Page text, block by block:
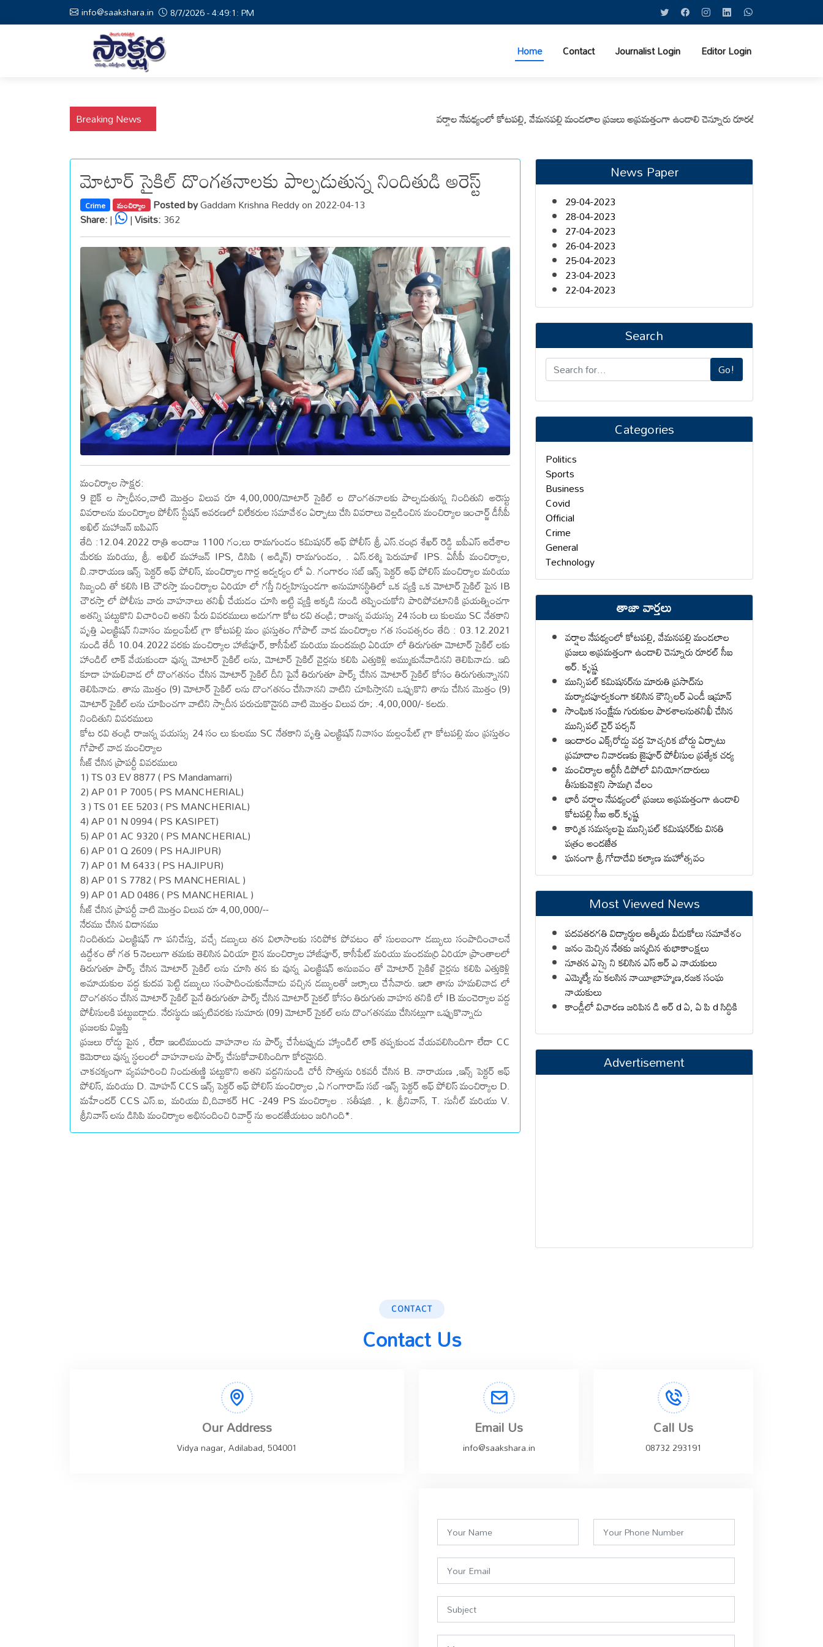
info@saakshara.in 8/7/2026 - 4:49:2: PM
Home Contact Journalist Login Editor Login
Breaking News వర్షాల నేపథ్యంలో కోటపల్లి, వేమనపల్లి మండలాల ప్రజలు అప్రమత్తంగా ఉండాలి చెన్నూరు రూరల్ సీఐ ఆర్. కృష్ణ
మోటార్ సైకిల్ దొంగతనాలకు పాల్పడుతున్న నిందితుడి అరెస్ట్
Crime మంచిర్యాల Posted byGaddam Krishna Reddy on 2022-04-13
Share:| |Visits:362
మంచిర్యాల సాక్షర:
9 బైక్ ల స్వాధీనం,వాటి మొత్తం విలువ రూ 4,00,000/మోటార్ సైకిల్ ల దొంగతనాలకు పాల్పడుతున్న నిందితుని అరెస్టు
వివరాలను మంచిర్యాల పోలీస్ స్టేషన్ ఆవరణలో విలేకరుల సమావేశం ఏర్పాటు చేసి వివరాలు వెల్లడించిన మంచిర్యాల ఇంచార్జ్ డీసీపీ
అఖిల్ మహాజన్ ఐపిఎస్
తేది :12.04.2022 రాత్రి అందాజ 1100 గం;లు రామగుండం కమిషనర్ ఆఫ్ పోలీస్ శ్రీ ఎస్.చంద్ర శేఖర్ రెడ్డి ఐపీఎస్ ఆదేశాల
మేరకు మరియు, శ్రీ. అఖిల్ మహాజన్ IPS, డిసిపి ( అడ్మిన్) రామగుండం, . ఏస్.రశ్మి పెరుమాళ్ IPS. ఏసీపీ మంచిర్యాల,
బి.నారాయణ ఇన్స్ పెక్టర్ ఆఫ్ పోలిస్, మంచిర్యాల గార్ల ఆద్వర్యం లో ఏ. గంగారం సబ్ ఇన్స్ పెక్టర్ ఆఫ్ పోలిస్ మంచిర్యాల మరియు
సిబ్బంది తో కలిసి IB చౌరస్తా మంచిర్యాల ఏరియా లో గస్తీ నిర్వహిస్తుండగా అనుమానస్థితిలో ఒక వ్యక్తి ఒక మోటార్ సైకిల్ పైన IB
చౌరస్తా లో పోలీసు వారు వాహనాలు తనిఖీ చేయడం చూసి అట్టి వ్యక్తి అక్కడి నుండి తప్పించుకోని పారిపోవటానికి ప్రయత్నించగా
అతన్ని పట్టుకొని విచారించి అతని పేరు వివరములు అడుగగా కోట రవి తండ్రి; రాజన్న వయస్సు 24 సంb లు కులము SC నేతకాని
వృత్తి ఎలక్ర్టిషన్ నివాసం మల్లంపేట్ గ్రా కోటపల్లి మం ప్రస్తుతం గోపాల్ వాడ మంచిర్యాల గత సంవత్సరం తేది : 03.12.2021
నుండి తేదీ 10.04.2022 వరకు మంచిర్యాల హాజీపూర్, కాసీపేట్ మరియు మందమర్రి ఏరియా లో తిరుగుతూ మోటార్ సైకిల్ లకు
హాండిల్ లాక్ వేయకుండా వున్న మోటార్ సైకిల్ లను, మోటార్ సైకిల్ వైర్లను కలిపి ఎత్తుకెళ్లి అమ్ముకునేవాడినని తెలిపినాడు. ఇది
కూడా హమలివాడ లో దొంగతనం చేసిన మోటార్ సైకిల్ దీని పైనే తిరుగుతూ పార్క్ చేసిన మోటార్ సైకిల్ కోసం తిరుగుతున్నానని
తెలిపినాడు. తాను మొత్తం (9) మోటార్ సైకిల్ లను దొంగతనం చేసినానని వాటిని చూపిస్తానని ఒప్పుకొని తాను చేసిన మొత్తం (9)
మోటార్ సైకిల్ లను చూపించగా వాటిని స్వాదీన పరుచుకొనైనది వాటి మొత్తం విలువ రూ; .4,00,000/- కలదు.
నిందితుని వివరములు
కోట రవి తండ్రి రాజన్న వయస్సు 24 సం లు కులము SC నేతకాని వృత్తి ఎలక్ర్టిషన్ నివాసం మల్లంపేట్ గ్రా కోటపల్లి మం ప్రస్తుతం
గోపాల్ వాడ మంచిర్యాల
సీజ్ చేసిన ప్రాపర్టీ వివరములు
1) TS 03 EV 8877 ( PS Mandamarri)
2) AP 01 P 7005 ( PS MANCHERIAL)
3 ) TS 01 EE 5203 ( PS MANCHERIAL)
4) AP 01 N 0994 ( PS KASIPET)
5) AP 01 AC 9320 ( PS MANCHERIAL)
6) AP 01 Q 2609 ( PS HAJIPUR)
7) AP 01 M 6433 ( PS HAJIPUR)
8) AP 01 S 7782 ( PS MANCHERIAL )
9) AP 01 AD 0486 ( PS MANCHERIAL )
సీజ్ చేసిన ప్రాపర్టీ వాటి మొత్తం విలువ రూ 4,00,000/--
నేరము చేసిన విదానము
నిందితుడు ఎలక్ర్టిషన్ గా పనిచేస్తు, వచ్చే డబ్బులు తన విలాసాలకు సరిపోక పోవటం తో సులబంగా డబ్బులు సంపాదించాలనే
ఉద్దేశం తో గత 5 నెలలుగా తమకు తెలిసిన ఏరియా లైన మంచిర్యాల హాజీపూర్, కాసీపేట్ మరియు మందమర్రి ఏరియా ప్రాంతాలలో
తిరుగుతూ పార్క్ చేసిన మోటార్ సైకిల్ లను చూసి తన కు వున్న ఎలక్ర్టిషన్ అనుబవం తో మోటార్ సైకిళ్ వైర్లను కలిపి ఎత్తుకెళ్లి
అమాయకుల వద్ద కుదవ పెట్టి డబ్బులు సంపాదించుకునేవాడు వచ్చిన డబ్బులతో జల్సాలు చేసేవారు. ఇలా తాను హమలివాడ లో
దొంగతనం చేసిన మోటార్ సైకిల్ పైనే తిరుగుతూ పార్క్ చేసిన మోటార్ సైకల్ కోసం తిరుగుతు వాహన తనికి లో IB మంచెర్యాల వద్ద
పోలీసులకి పట్టుబడ్డాడు. నేరస్థుడు ఇప్పటివరకు సుమారు (09) మోటార్ సైకల్ లను దొంగతనము చేసినట్లుగా ఒప్పుకొన్నాడు
ప్రజలకు విజ్ఞప్తి
ప్రజలు రోడ్డు పైన , లేదా ఇంటిముందు వాహనాల ను పార్క్ చేసేటప్పుడు హ్యాండిల్ లాక్ తప్పకుండ వేయవలిసిందిగా లేదా CC
కెమెరాలు వున్న స్థలంలో వాహనాలను పార్క్ చేసుకోవాలిసిందిగా కోరనైనది.
చాకచక్యంగా వ్యవహరించి నిండుతుణ్ణి పట్టుకొని అతని వద్దనినుండి చోరీ సొత్తును రికవరీ చేసిన B. నారాయణ ,ఇన్స్ పెక్టర్ ఆఫ్
పోలిస్, మరియు D. మోహన్ CCS ఇన్స్ పెక్టర్ ఆఫ్ పోలిస్ మంచిర్యాల ,ఏ గంగారామ్ సబ్ -ఇన్స్ పెక్టర్ ఆఫ్ పోలిస్ మంచిర్యాల D.
మహేందర్ CCS ఎస్‌.ఐ, మరియు బి,దివాకర్ HC -249 PS మంచిర్యాల . సతీషజి. , k. శ్రీనివాస్, T. సునీల్ మరియు V.
శ్రీనివాస్ లను డి‌సి‌పి మంచిర్యాల అభినందించి రివార్డ్ ను అందజేయటం జరిగింది*.
News Paper
29-04-2023
28-04-2023
27-04-2023
26-04-2023
25-04-2023
23-04-2023
22-04-2023
Search
Go!
Categories
Politics
Sports
Business
Covid
Official
Crime
General
Technology
తాజా వార్తలు
వర్షాల నేపథ్యంలో కోటపల్లి, వేమనపల్లి మండలాల
ప్రజలు అప్రమత్తంగా ఉండాలి చెన్నూరు రూరల్ సీఐ
ఆర్. కృష్ణ
మున్సిపల్ కమిషనర్‌ను మారుతి ప్రసాద్‌ను
మర్యాదపూర్వకంగా కలిసిన కౌన్సిలర్ ఎండీ ఇమ్రాన్ ​
సాంఘిక సంక్షేమ గురుకుల పాఠశాలనుతనిఖీ చేసిన
మున్సిపల్ చైర్ పర్సన్
ఇందారం ఎక్స్‌రోడ్డు వద్ద హెచ్చరిక బోర్డు ఏర్పాటు
ప్రమాదాల నివారణకు జైపూర్ పోలీసుల ప్రత్యేక చర్య
మంచిర్యాల ఆర్టీసీ డిపోలో వినియోగదారులు
తీసుకువెళ్లని సామగ్రి వేలం
భారీ వర్షాల నేపథ్యంలో ప్రజలు అప్రమత్తంగా ఉండాలి
కోటపల్లి సీఐ ఆర్.కృష్ణ
కార్మిక సమస్యలపై మున్సిపల్ కమిషనర్‌కు వినతి
పత్రం అందజేత
ఘనంగా శ్రీ గోదాదేవి కల్యాణ మహోత్సవం
Most Viewed News
పదవతరగతి విద్యార్థుల ఆత్మీయ వీడుకోలు సమావేశం
జనం మెచ్చిన నేతకు జన్మదిన శుభాకాంక్షలు
నూతన ఎస్సై ని కలిసిన ఎస్ ఆర్ ఎ నాయకులు
ఎమ్మెల్యే ను కలసిన నాయీబ్రాహ్మణ,రజక సంఘ
నాయకులు
కాండ్లీలో విచారణ జరిపిన డి ఆర్ d ఏ, ఏ పి d సిద్ధికి
Advertisement
CONTACT
Contact Us
Our Address
Vidya nagar, Adilabad, 504001
Email Us
info@saakshara.in
Call Us
08732 293191